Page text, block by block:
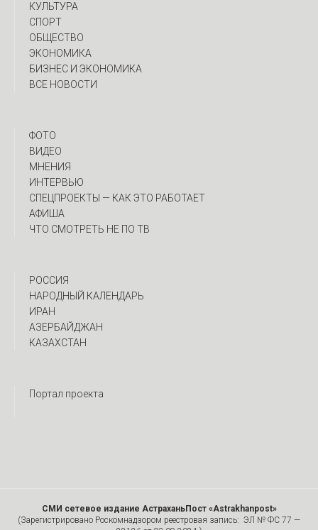
КУЛЬТУРА
СПОРТ
ОБЩЕСТВО
ЭКОНОМИКА
БИЗНЕС И ЭКОНОМИКА
ВСЕ НОВОСТИ
ФОТО
ВИДЕО
МНЕНИЯ
ИНТЕРВЬЮ
CПЕЦПРОЕКТЫ — КАК ЭТО РАБОТАЕТ
АФИША
ЧТО СМОТРЕТЬ НЕ ПО ТВ
РОССИЯ
НАРОДНЫЙ КАЛЕНДАРЬ
ИРАН
АЗЕРБАЙДЖАН
КАЗАХСТАН
Портал проекта
СМИ сетевое издание АстраханьПост «Astrakhanpost»
(Зарегистрировано Роскомнадзором реестровая запись: ЭЛ № ФС 77 —